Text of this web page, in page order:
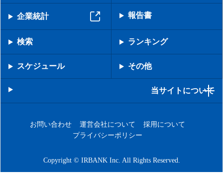
企業統計 報告書
検索 ランキング
スケジュール その他
当サイトについて
お問い合わせ 運営会社について
採用について
プライバシーポリシー
Copyright © IRBANK Inc. All Rights Reserved.